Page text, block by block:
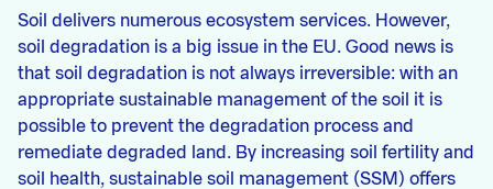
Soil delivers numerous ecosystem services. However,
soil degradation is a big issue in the EU. Good news is
that soil degradation is not always irreversible: with an
appropriate sustainable management of the soil it is
possible to prevent the degradation process and
remediate degraded land. By increasing soil fertility and
soil health, sustainable soil management (SSM) offers